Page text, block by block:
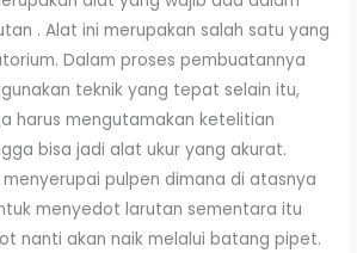
. Alat ini merupakan salah satu yang
Dalam proses pembuatannya
teknik yang tepat selain itu,
harus mengutamakan ketelitian
bisa jadi alat ukur yang akurat.
pulpen dimana di atasnya
menyedot larutan sementara itu
nanti akan naik melalui batang pipet.